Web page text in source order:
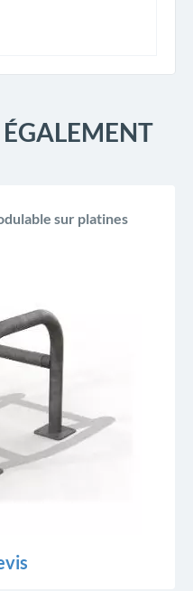
sur platines